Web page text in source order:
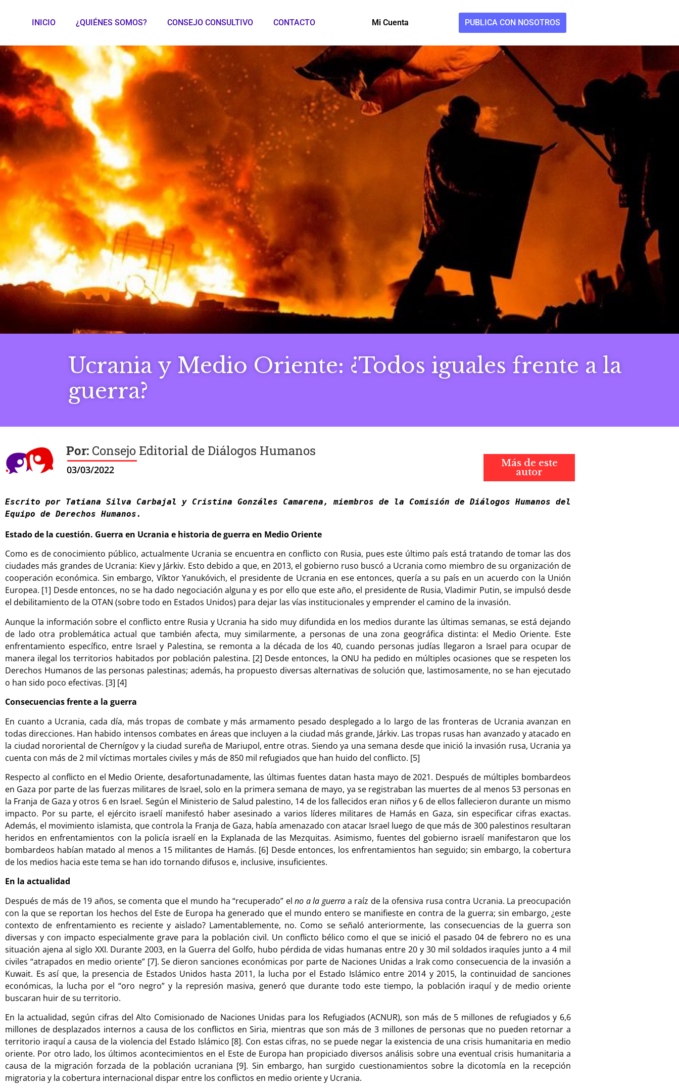
INICIO ¿QUIÉNES SOMOS? CONSEJO CONSULTIVO CONTACTO Mi Cuenta PUBLICA CON NOSOTROS
Ucrania y Medio Oriente: ¿Todos iguales frente a la
guerra?
Consejo Editorial de Diálogos Humanos
Más de este
autor
Escrito por Tatiana Silva Carbajal y Cristina Gonzáles Camarena, miembros de la Comisión de Diálogos Humanos del
Equipo de Derechos Humanos.
Estado de la cuestión. Guerra en Ucrania e historia de guerra en Medio Oriente
Como es de conocimiento público, actualmente Ucrania se encuentra en conflicto con Rusia, pues este último país está tratando de tomar las dos
ciudades más grandes de Ucrania: Kiev y Járkiv. Esto debido a que, en 2013, el gobierno ruso buscó a Ucrania como miembro de su organización de
cooperación económica. Sin embargo, Víktor Yanukóvich, el presidente de Ucrania en ese entonces, quería a su país en un acuerdo con la Unión
Europea. [1] Desde entonces, no se ha dado negociación alguna y es por ello que este año, el presidente de Rusia, Vladimir Putin, se impulsó desde
el debilitamiento de la OTAN (sobre todo en Estados Unidos) para dejar las vías institucionales y emprender el camino de la invasión.
Aunque la información sobre el conflicto entre Rusia y Ucrania ha sido muy difundida en los medios durante las últimas semanas, se está dejando
de lado otra problemática actual que también afecta, muy similarmente, a personas de una zona geográfica distinta: el Medio Oriente. Este
enfrentamiento específico, entre Israel y Palestina, se remonta a la década de los 40, cuando personas judías llegaron a Israel para ocupar de
manera ilegal los territorios habitados por población palestina. [2] Desde entonces, la ONU ha pedido en múltiples ocasiones que se respeten los
Derechos Humanos de las personas palestinas; además, ha propuesto diversas alternativas de solución que, lastimosamente, no se han ejecutado
o han sido poco efectivas. [3] [4]
Consecuencias frente a la guerra
En cuanto a Ucrania, cada día, más tropas de combate y más armamento pesado desplegado a lo largo de las fronteras de Ucrania avanzan en
todas direcciones. Han habido intensos combates en áreas que incluyen a la ciudad más grande, Járkiv. Las tropas rusas han avanzado y atacado en
la ciudad nororiental de Chernígov y la ciudad sureña de Mariupol, entre otras. Siendo ya una semana desde que inició la invasión rusa, Ucrania ya
cuenta con más de 2 mil víctimas mortales civiles y más de 850 mil refugiados que han huido del conflicto. [5]
Respecto al conflicto en el Medio Oriente, desafortunadamente, las últimas fuentes datan hasta mayo de 2021. Después de múltiples bombardeos
en Gaza por parte de las fuerzas militares de Israel, solo en la primera semana de mayo, ya se registraban las muertes de al menos 53 personas en
la Franja de Gaza y otros 6 en Israel. Según el Ministerio de Salud palestino, 14 de los fallecidos eran niños y 6 de ellos fallecieron durante un mismo
impacto. Por su parte, el ejército israelí manifestó haber asesinado a varios líderes militares de Hamás en Gaza, sin especificar cifras exactas.
Además, el movimiento islamista, que controla la Franja de Gaza, había amenazado con atacar Israel luego de que más de 300 palestinos resultaran
heridos en enfrentamientos con la policía israelí en la Explanada de las Mezquitas. Asimismo, fuentes del gobierno israelí manifestaron que los
bombardeos habían matado al menos a 15 militantes de Hamás. [6] Desde entonces, los enfrentamientos han seguido; sin embargo, la cobertura
de los medios hacia este tema se han ido tornando difusos e, inclusive, insuficientes.
En la actualidad
Después de más de 19 años, se comenta que el mundo ha “recuperado” elno a la guerra a raíz de la ofensiva rusa contra Ucrania. La preocupación
con la que se reportan los hechos del Este de Europa ha generado que el mundo entero se manifieste en contra de la guerra; sin embargo, ¿este
contexto de enfrentamiento es reciente y aislado? Lamentablemente, no. Como se señaló anteriormente, las consecuencias de la guerra son
diversas y con impacto especialmente grave para la población civil. Un conflicto bélico como el que se inició el pasado 04 de febrero no es una
situación ajena al siglo XXI. Durante 2003, en la Guerra del Golfo, hubo pérdida de vidas humanas entre 20 y 30 mil soldados iraquíes junto a 4 mil
civiles “atrapados en medio oriente” [7]. Se dieron sanciones económicas por parte de Naciones Unidas a Irak como consecuencia de la invasión a
Kuwait. Es así que, la presencia de Estados Unidos hasta 2011, la lucha por el Estado Islámico entre 2014 y 2015, la continuidad de sanciones
económicas, la lucha por el “oro negro” y la represión masiva, generó que durante todo este tiempo, la población iraquí y de medio oriente
buscaran huir de su territorio.
En la actualidad, según cifras del Alto Comisionado de Naciones Unidas para los Refugiados (ACNUR), son más de 5 millones de refugiados y 6,6
millones de desplazados internos a causa de los conflictos en Siria, mientras que son más de 3 millones de personas que no pueden retornar a
territorio iraquí a causa de la violencia del Estado Islámico [8]. Con estas cifras, no se puede negar la existencia de una crisis humanitaria en medio
oriente. Por otro lado, los últimos acontecimientos en el Este de Europa han propiciado diversos análisis sobre una eventual crisis humanitaria a
causa de la migración forzada de la población ucraniana [9]. Sin embargo, han surgido cuestionamientos sobre la dicotomía en la recepción
migratoria y la cobertura internacional dispar entre los conflictos en medio oriente y Ucrania.
03/03/2022